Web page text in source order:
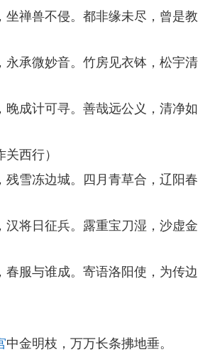
坐禅兽不侵。都非缘未尽，曾是教
永承微妙音。竹房见衣钵，松宇清
晚成计可寻。善哉远公义，清净如
关西行）
残雪冻边城。四月青草合，辽阳春
，汉将日征兵。露重宝刀湿，沙虚金
春服与谁成。寄语洛阳使，为传边
中金明枝，万万长条拂地垂。